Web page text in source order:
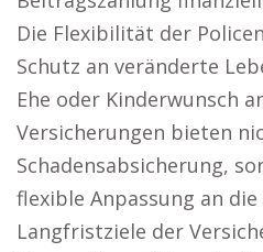
Die Flexibilität der
Schutz an veränderte
Ehe oder Kinderwunsch
Versicherungen bieten
Schadensabsicherung,
flexible Anpassung an
Langfristziele der